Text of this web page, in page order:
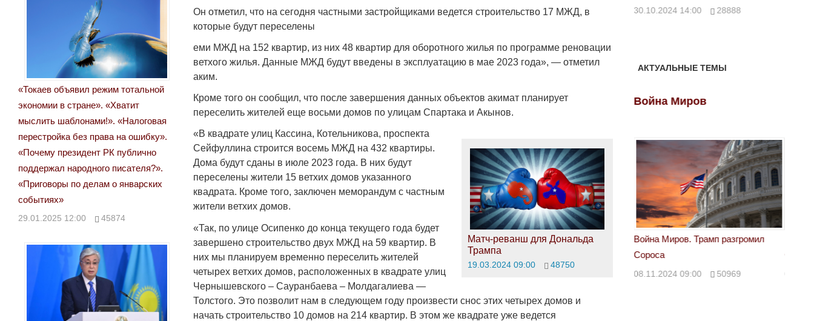
Он отметил, что на сегодня частными застройщиками ведется строительство 17 МЖД, в
которые будут переселены
еми МЖД на 152 квартир, из них 48 квартир для оборотного жилья по программе реновации
ветхого жилья. Данные МЖД будут введены в эксплуатацию в мае 2023 года», — отметил
аким.
Кроме того он сообщил, что после завершения данных объектов акимат планирует
переселить жителей еще восьми домов по улицам Спартака и Акынов.
Матч-реванш для Дональда
Трампа
19.03.2024 09:00 48750
«В квадрате улиц Кассина, Котельникова, проспекта
Сейфуллина строится восемь МЖД на 432 квартиры.
Дома будут сданы в июле 2023 года. В них будут
переселены жители 15 ветхих домов указанного
квадрата. Кроме того, заключен меморандум с частным
жители ветхих домов.
«Так, по улице Осипенко до конца текущего года будет
завершено строительство двух МЖД на 59 квартир. В
них мы планируем временно переселить жителей
четырех ветхих домов, расположенных в квадрате улиц
Чернышевского – Сауранбаева – Молдагалиева —
Толстого. Это позволит нам в следующем году произвести снос этих четырех домов и
начать строительство 10 домов на 214 квартир. В этом же квадрате уже ведется
«Токаев объявил режим тотальной
экономии в стране». «Хватит
мыслить шаблонами!». «Налоговая
перестройка без права на ошибку».
«Почему президент РК публично
поддержал народного писателя?».
«Приговоры по делам о январских
событиях»
29.01.2025 12:00 45874
30.10.2024 14:00 28888
АКТУАЛЬНЫЕ ТЕМЫ
Война Миров
Война Миров. Трамп разгромил
Сороса
Война Миров
Война Миров. Трамп разгромил
Сороса
08.11.2024 09:00 50969